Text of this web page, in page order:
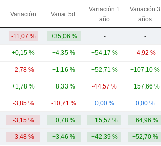
Variación Varia. 5d.
Variación 1
año
Variación 3
años
-11,07 % +35,06 % - -
+0,15 % +4,35 % +54,17 % -4,92 %
-2,78 % +1,16 % +52,71 % +107,10 %
+1,78 % +8,33 % -44,57 % +157,66 %
-3,85 % -10,71 % 0,00 % 0,00 %
-3,15 % +0,78 % +15,57 % +64,96 %
-3,48 % +3,46 % +42,39 % +52,70 %